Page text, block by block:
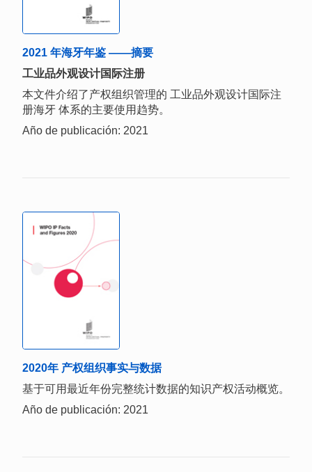
2021 年海牙年鉴 ——摘要
工业品外观设计国际注册
本文件介绍了产权组织管理的 工业品外观设计国际注
册海牙 体系的主要使用趋势。
Año de publicación: 2021
2020年 产权组织事实与数据
基于可用最近年份完整统计数据的知识产权活动概览。
Año de publicación: 2021